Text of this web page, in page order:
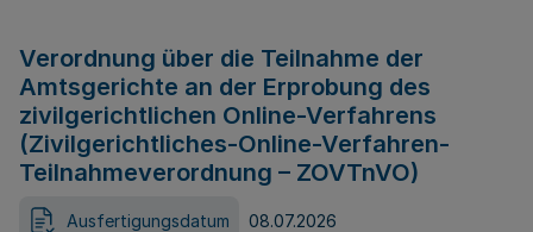
Verordnung über die Teilnahme der
Amtsgerichte an der Erprobung des
zivilgerichtlichen Online-Verfahrens
(Zivilgerichtliches-Online-Verfahren-
Teilnahmeverordnung – ZOVTnVO)
Ausfertigungsdatum 08.07.2026